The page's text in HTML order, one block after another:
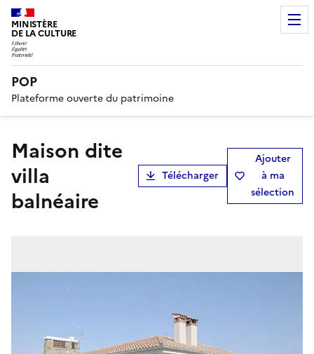
MINISTÈRE
DE LA CULTURE
POP
Plateforme ouverte du patrimoine
maison dite
villa
balnéaire
Télécharger
Ajouter
à ma
sélection